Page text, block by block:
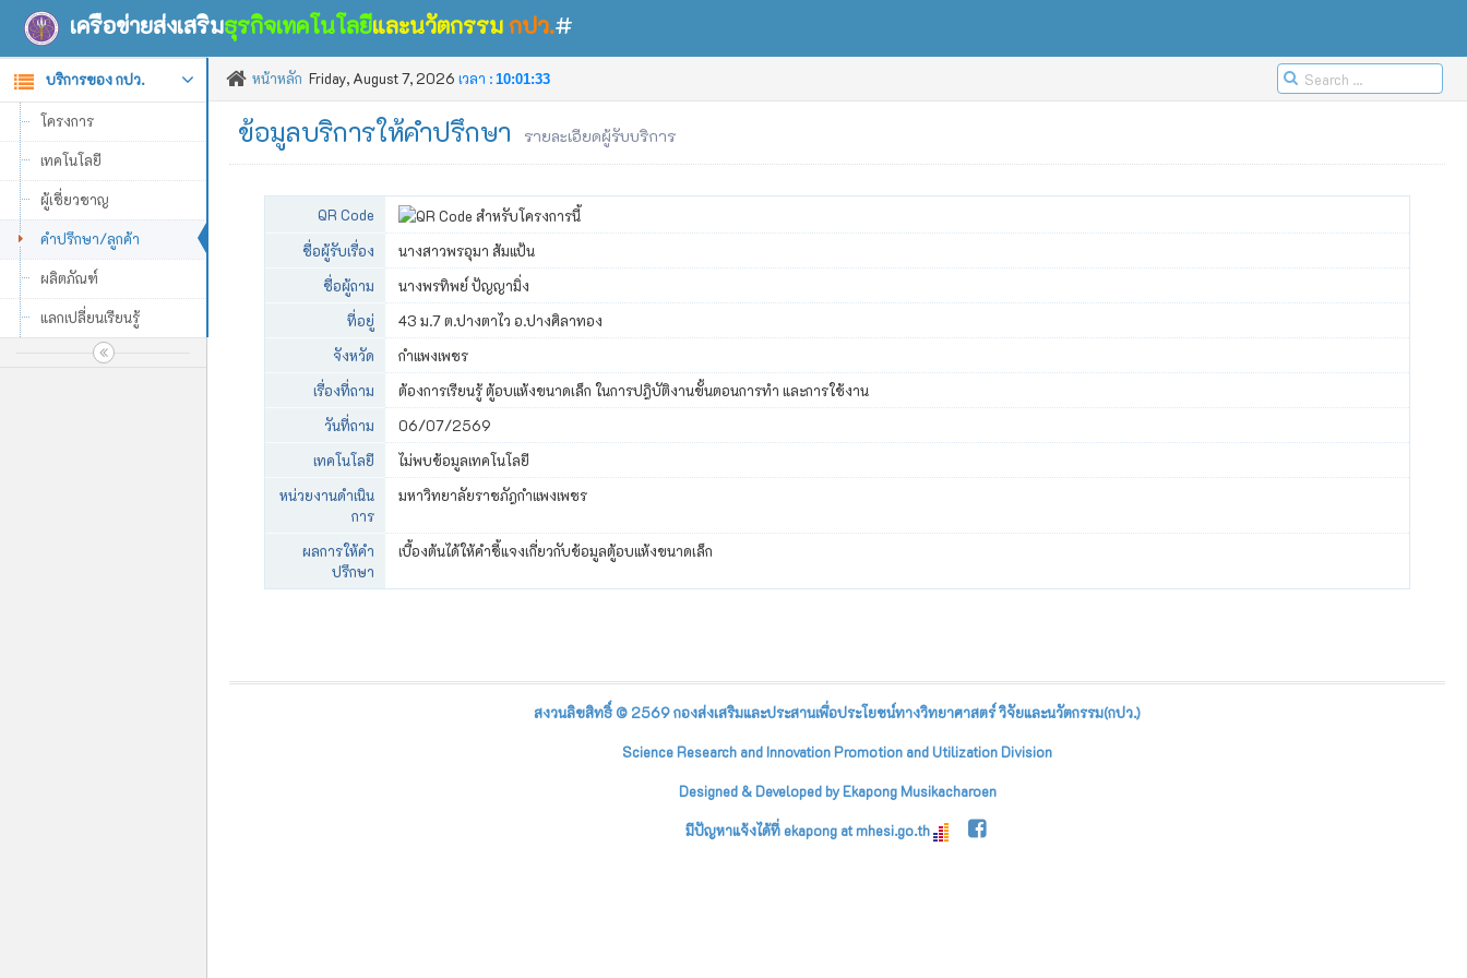
เครือข่ายส่งเสริมธุรกิจเทคโนโลยีและนวัตกรรมกปว.#
บริการของ กปว.
โครงการ
เทคโนโลยี
ผู้เชี่ยวชาญ
คำปรึกษา/ลูกค้า
ผลิตภัณฑ์
แลกเปลี่ยนเรียนรู้
หน้าหลัก Friday, August 7, 2026 เวลา : 10:01:33
ข้อมูลบริการให้คำปรึกษา รายละเอียดผู้รับบริการ
QR Code
ชื่อผู้รับเรื่อง
นางสาวพรอุมา ส้มแป้น
ชื่อผู้ถาม
นางพรทิพย์ ปัญญามิ่ง
ที่อยู่
43 ม.7 ต.ปางตาไว อ.ปางศิลาทอง
จังหวัด
กำแพงเพชร
เรื่องที่ถาม
ต้องการเรียนรู้ ตู้อบแห้งขนาดเล็ก ในการปฎิบัติงานขั้นตอนการทำ และการใช้งาน
วันที่ถาม
06/07/2569
เทคโนโลยี
ไม่พบข้อมูลเทคโนโลยี
หน่วยงานดำเนิน
การ
มหาวิทยาลัยราชภัฎกำแพงเพชร
ผลการให้คำ
ปรึกษา
เบื้องต้นได้ให้คำชี้แจงเกี่ยวกับข้อมูลตู้อบแห้งขนาดเล็ก
สงวนลิขสิทธิ์ © 2569 กองส่งเสริมและประสานเพื่อประโยชน์ทางวิทยาศาสตร์ วิจัยและนวัตกรรม(กปว.)
Science Research and Innovation Promotion and Utilization Division
Designed & Developed by Ekapong Musikacharoen
มีปัญหาแจ้งได้ที่ ekapong at mhesi.go.th